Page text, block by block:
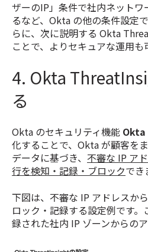
ザーのIP」条件で社内ネット
るなど、Okta の他の条件設定
らに、次に説明する Okta
ことで、よりセキュアな運用も
4. Okta
る
Okta のセキュリティ機能
化することで、Okta が顧客を
データに基づき、 不審な IP ア
行を検知・記録・ブロックでき
下図は、不審な IP アドレスか
ロック・記録する設定例です
録された社内 IP ゾーンからの